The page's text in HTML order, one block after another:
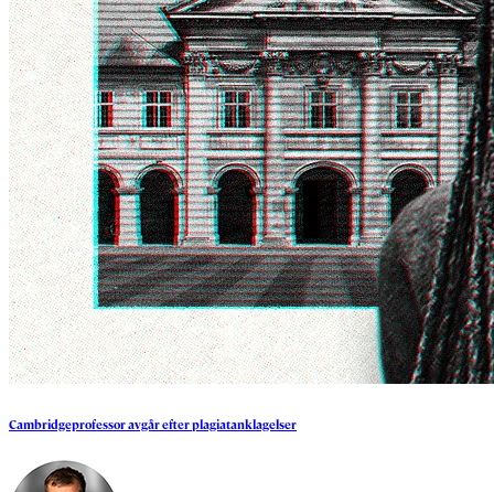
Cambridgeprofessoravgårefterplagiatanklagelser